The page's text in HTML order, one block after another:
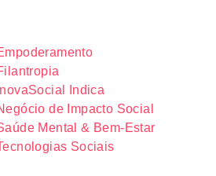
InovaSocial Indica
de Impacto Social
Mental & Bem-Estar
Sociais